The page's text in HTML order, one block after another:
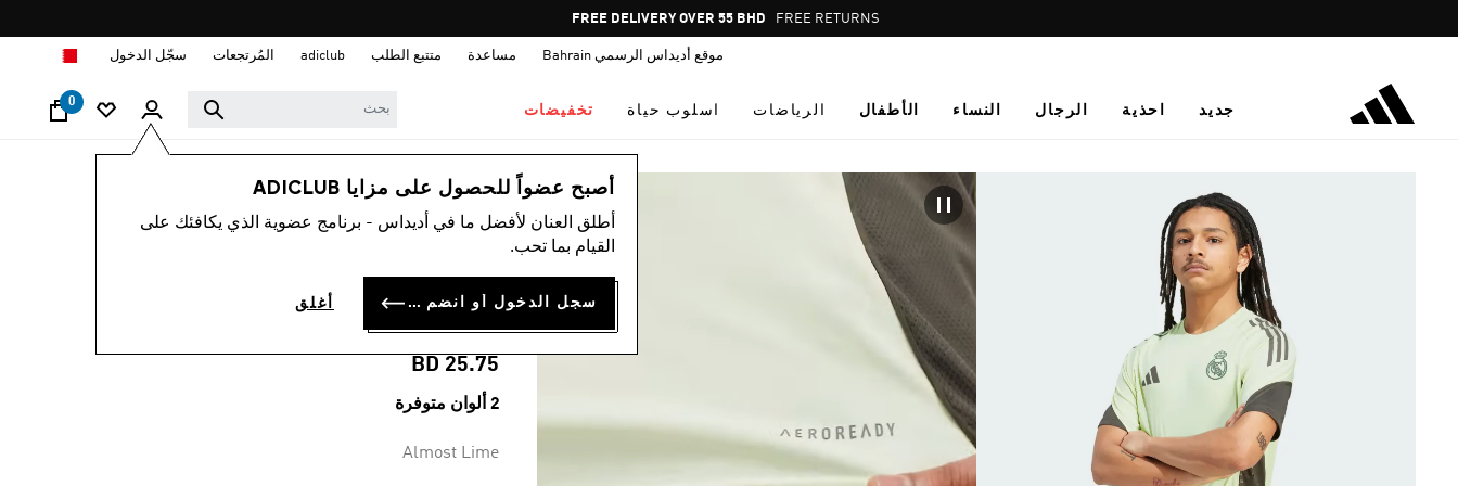
Pause
promotion
FREE RETURNS
موقع أديداس الرسمي Bahrain مساعدة متتبع الطلب adiclub المُرتجعات سجّل الدخول
جديد احذية الرجال النساء الأطفال الرياضات اسلوب حياة تخفيضات
0
أصبح عضواً للحصول على مزايا ADICLUB
أطلق العنان لأفضل ما في أديداس - برنامج عضوية الذي يكافئك على
القيام بما تحب.
سجل الدخول أو انضم الآن أغلق
الرجال ملابس
قميص تدريب REAL
MADRID TIRO 25
COMPETITION
BD 25.75
2 ألوان متوفرة
Almost Lime